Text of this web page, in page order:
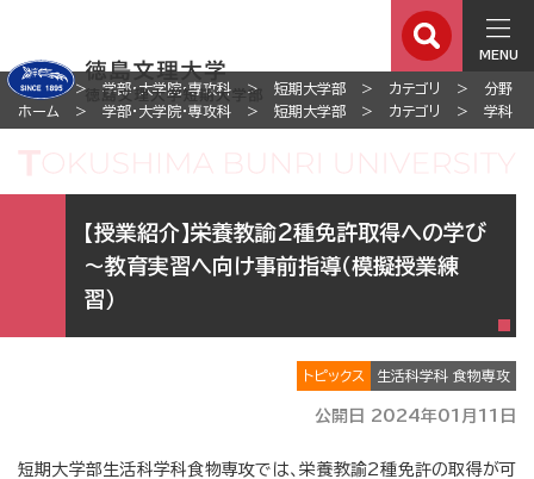
MENU
ホーム 学部・大学院・専攻科 短期大学部 カテゴリ
分野
ホーム
学部・大学院・専攻科 短期大学部 カテゴリ 学科
【授業紹介】栄養教諭2種免許取得への学び
～教育実習へ向け事前指導（模擬授業練
習）
トピックス 生活科学科 食物専攻
公開日 2024年01月11日
短期大学部生活科学科食物専攻では、栄養教諭2種免許の取得が可